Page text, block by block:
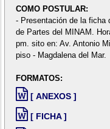
COMO POSTULAR:
- Presentación de la ficha
de Partes del MINAM.
pm. sito en: Av. Antonio
piso - Magdalena del Mar.
FORMATOS:
[ ANEXOS ]
[ FICHA ]